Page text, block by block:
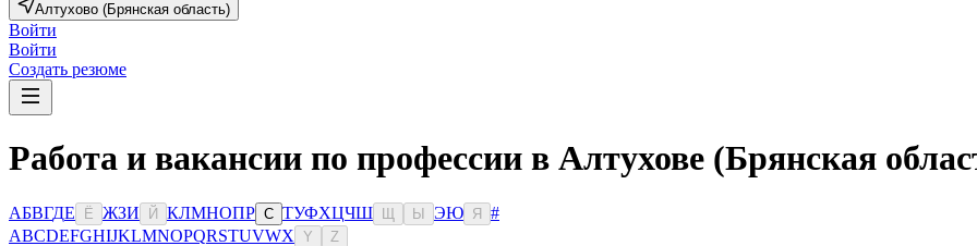
Алтухово (Брянская область)
Войти
Войти
Создать резюме
Работа и вакансии по профессии в Алтухове (Брянская
АБВГДЕ Ё ЖЗИ Й КЛМНОПР С ТУФХЦЧШ Ы ЭЮ Я
#
ABCDEFGHIJKLMNOPQRSTUVWX Y Z